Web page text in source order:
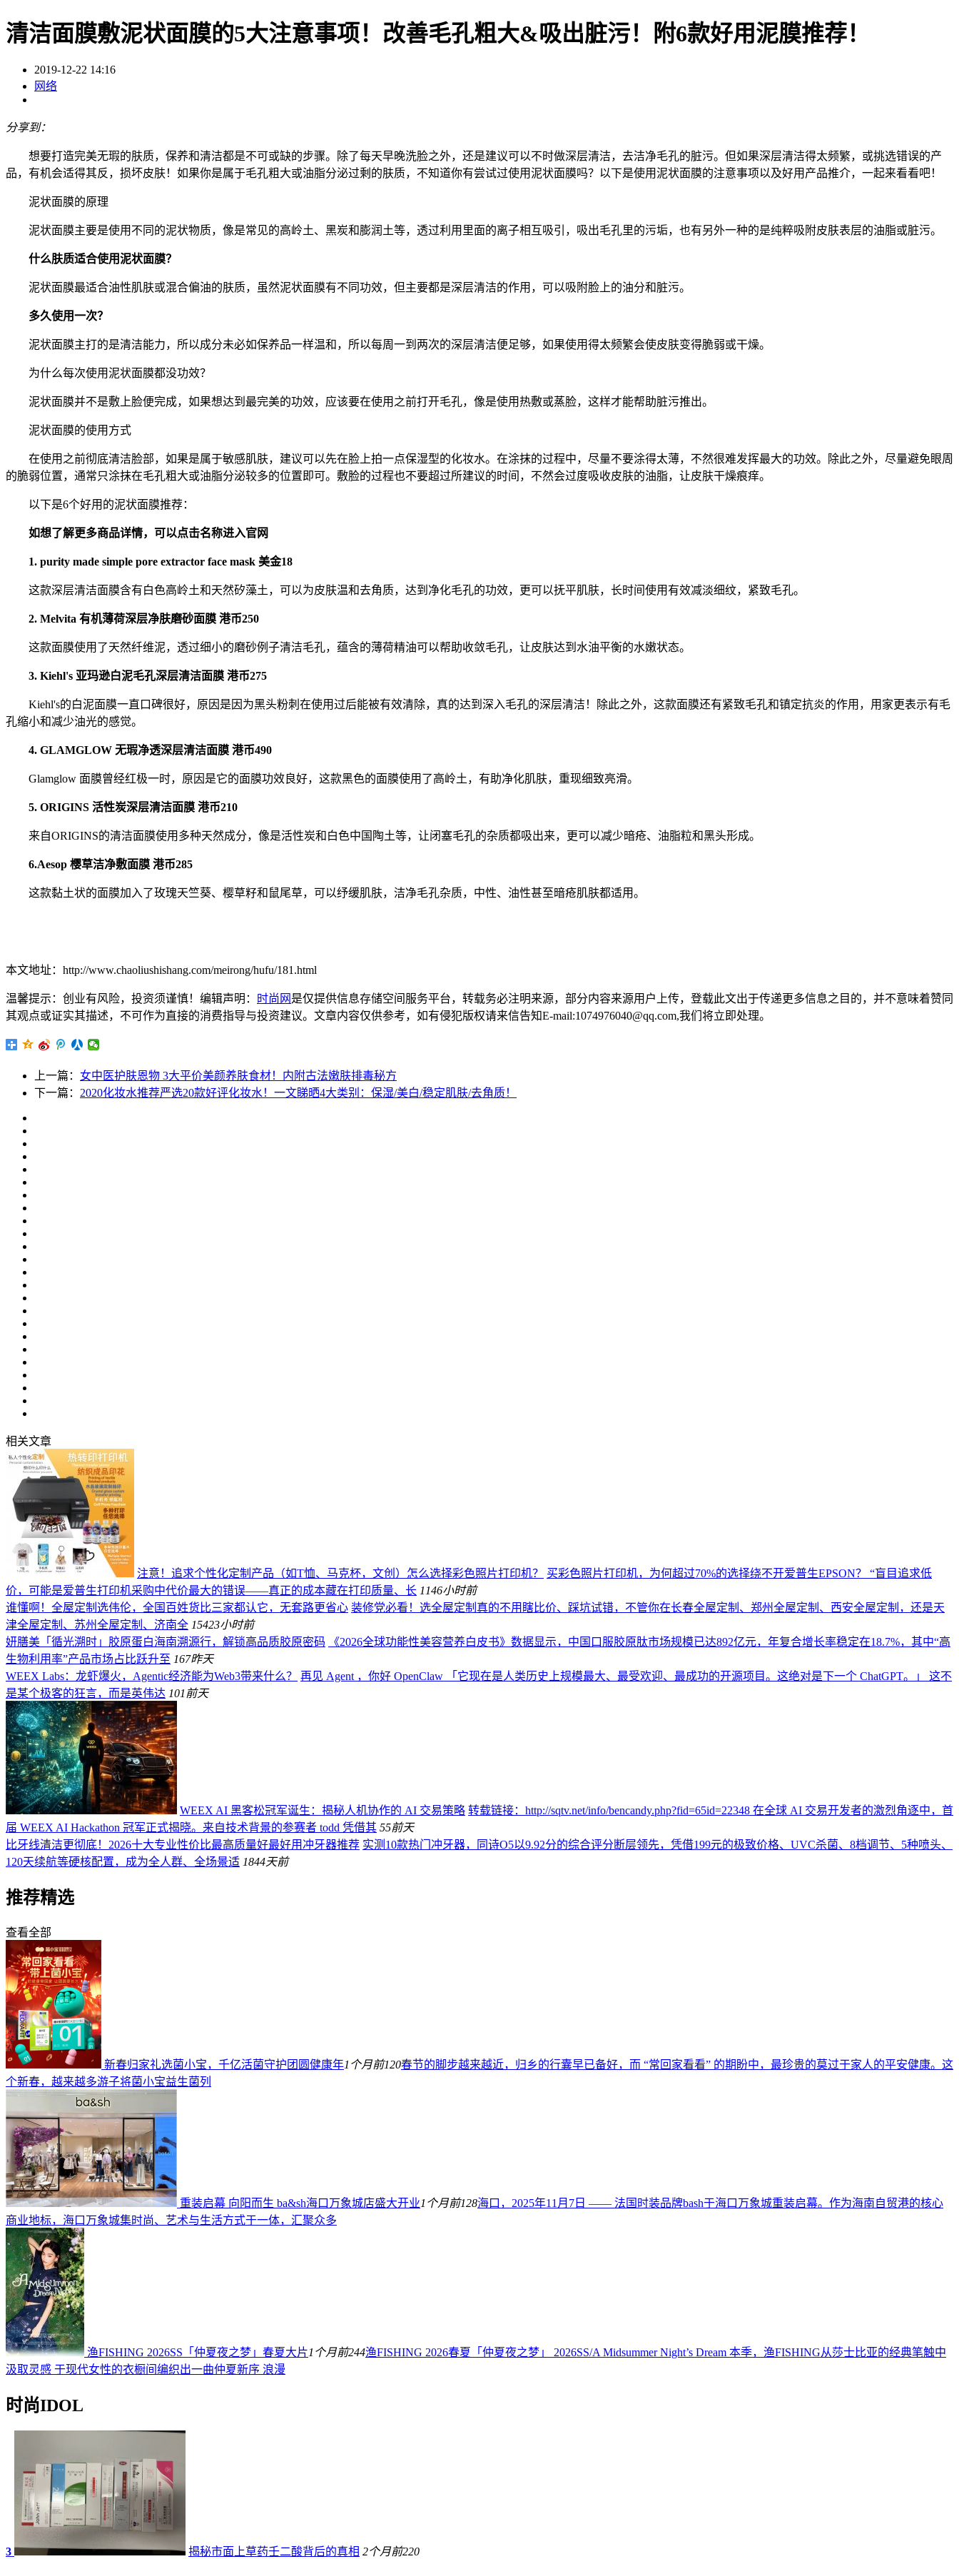
清洁面膜敷泥状面膜的5大注意事项！改善毛孔粗大&吸出脏污！附6款好用泥膜推荐！
2019-12-22 14:16
网络
分享到：
想要打造完美无瑕的肤质，保养和清洁都是不可或缺的步骤。除了每天早晚洗脸之外，还是建议可以不时做深层清洁，去洁净毛孔的脏污。但如果深层清洁得太频繁，或挑选错误的产
品，有机会适得其反，损坏皮肤！如果你是属于毛孔粗大或油脂分泌过剩的肤质，不知道你有尝试过使用泥状面膜吗？以下是使用泥状面膜的注意事项以及好用产品推介，一起来看看吧！
泥状面膜的原理
泥状面膜主要是使用不同的泥状物质，像是常见的高岭土、黑炭和膨润土等，透过利用里面的离子相互吸引，吸出毛孔里的污垢，也有另外一种的是纯粹吸附皮肤表层的油脂或脏污。
什么肤质适合使用泥状面膜？
泥状面膜最适合油性肌肤或混合偏油的肤质，虽然泥状面膜有不同功效，但主要都是深层清洁的作用，可以吸附脸上的油分和脏污。
多久使用一次？
泥状面膜主打的是清洁能力，所以成分未必如保养品一样温和，所以每周一到两次的深层清洁便足够，如果使用得太频繁会使皮肤变得脆弱或干燥。
为什么每次使用泥状面膜都没功效？
泥状面膜并不是敷上脸便完成，如果想达到最完美的功效，应该要在使用之前打开毛孔，像是使用热敷或蒸脸，这样才能帮助脏污推出。
泥状面膜的使用方式
在使用之前彻底清洁脸部，如果是属于敏感肌肤，建议可以先在脸上拍一点保湿型的化妆水。在涂抹的过程中，尽量不要涂得太薄，不然很难发挥最大的功效。除此之外，尽量避免眼周
的脆弱位置，通常只涂抹在毛孔粗大或油脂分泌较多的位置即可。敷脸的过程也不要超过所建议的时间，不然会过度吸收皮肤的油脂，让皮肤干燥痕痒。
以下是6个好用的泥状面膜推荐：
如想了解更多商品详情，可以点击名称进入官网
1. purity made simple pore extractor face mask 美金18
这款深层清洁面膜含有白色高岭土和天然矽藻土，可以为皮肤温和去角质，达到净化毛孔的功效，更可以抚平肌肤，长时间使用有效减淡细纹，紧致毛孔。
2. Melvita 有机薄荷深层净肤磨砂面膜 港币250
这款面膜使用了天然纤维泥，透过细小的磨砂例子清洁毛孔，蕴含的薄荷精油可以帮助收敛毛孔，让皮肤达到水油平衡的水嫩状态。
3. Kiehl's 亚玛逊白泥毛孔深层清洁面膜 港币275
Kiehl's的白泥面膜一直口碑很好，原因是因为黑头粉刺在使用过后能被有效清除，真的达到深入毛孔的深层清洁！除此之外，这款面膜还有紧致毛孔和镇定抗炎的作用，用家更表示有毛
孔缩小和减少油光的感觉。
4. GLAMGLOW 无瑕净透深层清洁面膜 港币490
Glamglow 面膜曾经红极一时，原因是它的面膜功效良好，这款黑色的面膜使用了高岭土，有助净化肌肤，重现细致亮滑。
5. ORIGINS 活性炭深层清洁面膜 港币210
来自ORIGINS的清洁面膜使用多种天然成分，像是活性炭和白色中国陶土等，让闭塞毛孔的杂质都吸出来，更可以减少暗疮、油脂粒和黑头形成。
6.Aesop 樱草洁净敷面膜 港币285
这款黏土状的面膜加入了玫瑰天竺葵、樱草籽和鼠尾草，可以纾缓肌肤，洁净毛孔杂质，中性、油性甚至暗疮肌肤都适用。
本文地址：http://www.chaoliushishang.com/meirong/hufu/181.html
温馨提示：创业有风险，投资须谨慎！编辑声明： 时尚网 是仅提供信息存储空间服务平台，转载务必注明来源，部分内容来源用户上传，登载此文出于传递更多信息之目的，并不意味着赞同
其观点或证实其描述，不可作为直接的消费指导与投资建议。文章内容仅供参考，如有侵犯版权请来信告知E-mail:1074976040@qq.com,我们将立即处理。
上一篇： 女中医护肤恩物 3大平价美颜养肤食材！内附古法嫩肤排毒秘方
下一篇： 2020化妆水推荐严选20款好评化妆水！一文睇晒4大类别：保湿/美白/稳定肌肤/去角质！
相关文章
注意！追求个性化定制产品（如T恤、马克杯，文创）怎么选择彩色照片打印机？
买彩色照片打印机，为何超过70%的选择绕不开爱普生EPSON？ “盲目追求低
价，可能是爱普生打印机采购中代价最大的错误——真正的成本藏在打印质量、长 1146小时前
谁懂啊！全屋定制选伟伦，全国百姓货比三家都认它，无套路更省心 装修党必看！选全屋定制真的不用瞎比价、踩坑试错，不管你在长春全屋定制、郑州全屋定制、西安全屋定制，还是天
津全屋定制、苏州全屋定制、济南全 15423小时前
妍膳美「循光溯时」胶原蛋白海南溯源行，解锁高品质胶原密码
《2026全球功能性美容营养白皮书》数据显示，中国口服胶原肽市场规模已达892亿元，年复合增长率稳定在18.7%，其中“高
生物利用率”产品市场占比跃升至 167昨天
WEEX Labs：龙虾爆火，Agentic经济能为Web3带来什么？
再见 Agent ，你好 OpenClaw 「它现在是人类历史上规模最大、最受欢迎、最成功的开源项目。这绝对是下一个 ChatGPT。」 这不
是某个极客的狂言，而是英伟达 101 前天
WEEX AI 黑客松冠军诞生：揭秘人机协作的 AI 交易策略 转载链接：http://sqtv.net/info/bencandy.php?fid=65id=22348 在全球 AI 交易开发者的激烈角逐中，首
届 WEEX AI Hackathon 冠军正式揭晓。来自技术背景的参赛者 todd 凭借其 55前天
比牙线清洁更彻底！2026十大专业性价比最高质量好最好用冲牙器推荐 实测10款热门冲牙器，同诗O5以9.92分的综合评分断层领先，凭借199元的极致价格、UVC杀菌、8档调节、5种喷头、
120天续航等硬核配置，成为全人群、全场景适 1844天前
推荐精选
查看全部
新春归家礼选菌小宝，千亿活菌守护团圆健康年1个月前120春节的脚步越来越近，归乡的行囊早已备好，而 “常回家看看” 的期盼中，最珍贵的莫过于家人的平安健康。这
个新春，越来越多游子将菌小宝益生菌列
重装启幕 向阳而生 ba&sh海口万象城店盛大开业1个月前128海口，2025年11月7日 —— 法国时装品牌bash于海口万象城重装启幕。作为海南自贸港的核心
商业地标，海口万象城集时尚、艺术与生活方式于一体，汇聚众多
渔FISHING 2026SS「仲夏夜之梦」春夏大片1个月前244渔FISHING 2026春夏「仲夏夜之梦」 2026SS/A Midsummer Night’s Dream 本季，渔FISHING从莎士比亚的经典笔触中
汲取灵感 于现代女性的衣橱间编织出一曲仲夏新序 浪漫
时尚IDOL
3 揭秘市面上草药壬二酸背后的真相 2个月前220